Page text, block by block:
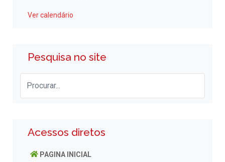
Ver calendário
Pesquisa no site
Acessos diretos
PAGINA INICIAL